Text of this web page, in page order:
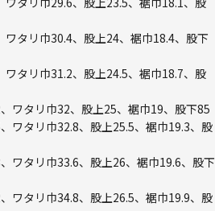
タリ巾30.4、股上24、裾巾18.4、股下
タリ巾31.2、股上24.5、裾巾18.7、股
ワタリ巾32、股上25、裾巾19、股下85
ワタリ巾32.8、股上25.5、裾巾19.3、股
ワタリ巾33.6、股上26、裾巾19.6、股下
ワタリ巾34.8、股上26.5、裾巾19.9、股